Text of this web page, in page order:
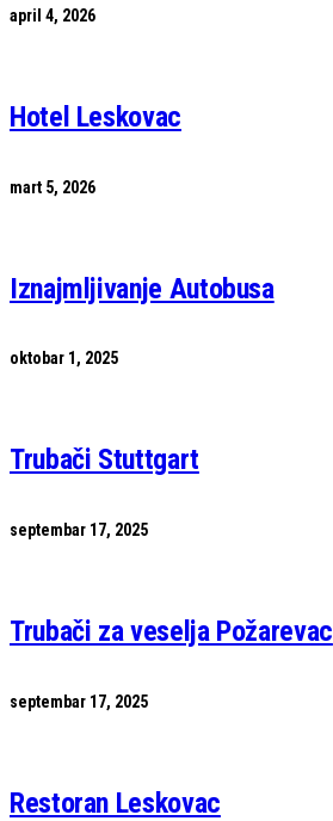
april 4, 2026
Hotel Leskovac
mart 5, 2026
Iznajmljivanje Autobusa
oktobar 1, 2025
Trubači Stuttgart
septembar 17, 2025
Trubači za veselja Požarevac
septembar 17, 2025
Restoran Leskovac